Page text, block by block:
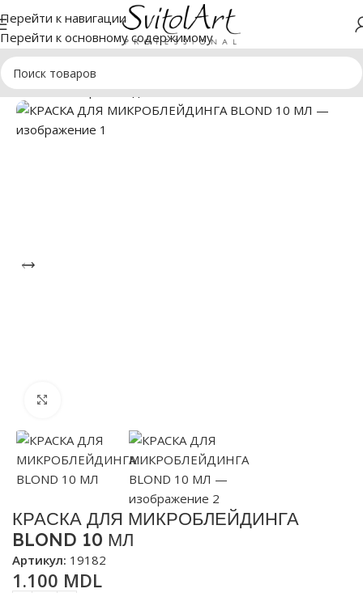
Перейти к навигации
Перейти к основному содержимому
и микроблейдинг Пигменты PERFECT BROW NBM
КРАСКА ДЛЯ МИКРОБЛЕЙДИНГА
BLOND 10 МЛ
Артикул: 19182
1.100 MDL